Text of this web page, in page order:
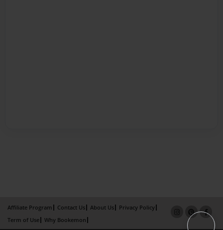
Affiliate Program Contact Us About Us
Privacy Policy
Term of Use
Why Bookemon